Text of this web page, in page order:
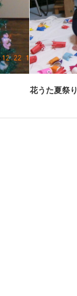
花うた夏祭り